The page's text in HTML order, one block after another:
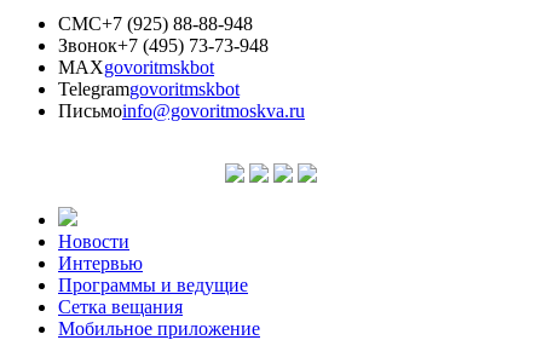
СМС+7 (925) 88-88-948
Звонок+7 (495) 73-73-948
MAXgovoritmskbot
Telegramgovoritmskbot
Письмоinfo@govoritmoskva.ru
Новости
Интервью
Программы и ведущие
Сетка вещания
Мобильное приложение